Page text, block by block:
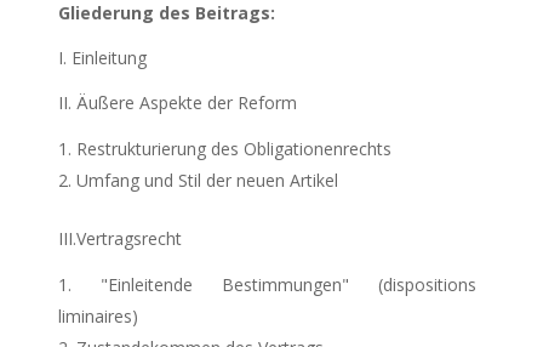
Gliederung des Beitrags:
I. Einleitung
II. Äußere Aspekte der Reform
Restrukturierung des Obligationenrechts
Umfang und Stil der neuen Artikel
III.Vertragsrecht
"Einleitende Bestimmungen" (dispositions
liminaires)